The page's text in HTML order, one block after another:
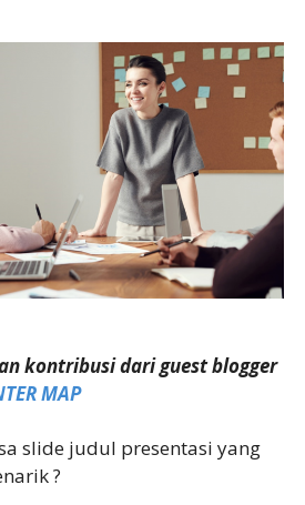
kontribusi dari guest blogger
MAP
slide judul presentasi yang
?